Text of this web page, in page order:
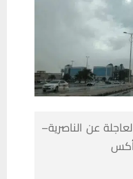
عن الناصرية–
أكس